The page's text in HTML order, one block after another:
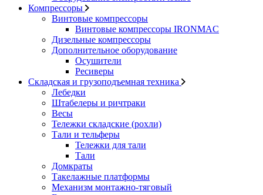
Компрессоры
Винтовые компрессоры
Винтовые компрессоры IRONMAC
Дизельные компрессоры
Дополнительное оборудование
Осушители
Ресиверы
Складская и грузоподъемная техника
Лебедки
Штабелеры и ричтраки
Весы
Тележки складские (рохли)
Тали и тельферы
Тележки для тали
Тали
Домкраты
Такелажные платформы
Механизм монтажно-тяговый